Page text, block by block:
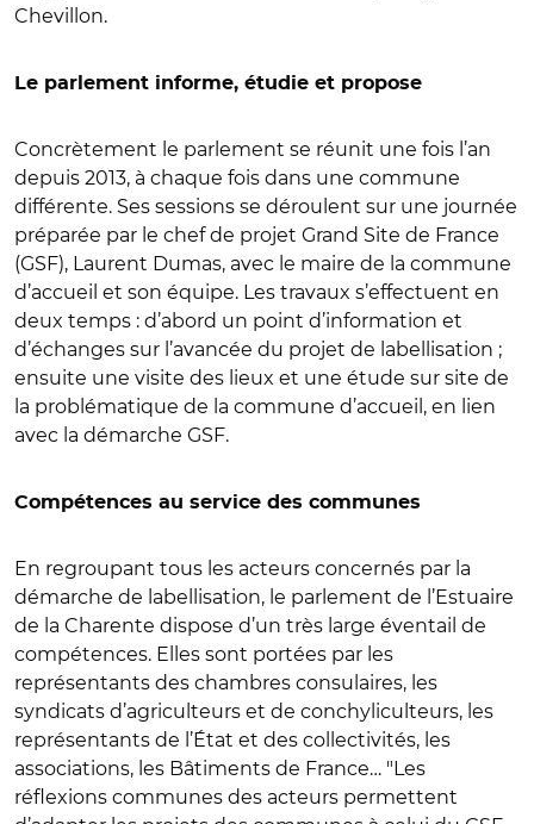
Chevillon.
Le parlement informe, étudie et propose
Concrètement le parlement se réunit une fois l’an
depuis 2013, à chaque fois dans une commune
différente. Ses sessions se déroulent sur une journée
préparée par le chef de projet Grand Site de France
(GSF), Laurent Dumas, avec le maire de la commune
d’accueil et son équipe. Les travaux s’effectuent en
deux temps : d’abord un point d’information et
d’échanges sur l’avancée du projet de labellisation ;
ensuite une visite des lieux et une étude sur site de
la problématique de la commune d’accueil, en lien
avec la démarche GSF.
Compétences au service des communes
En regroupant tous les acteurs concernés par la
démarche de labellisation, le parlement de l’Estuaire
de la Charente dispose d’un très large éventail de
compétences. Elles sont portées par les
représentants des chambres consulaires, les
syndicats d’agriculteurs et de conchyliculteurs, les
représentants de l’État et des collectivités, les
associations, les Bâtiments de France… "Les
réflexions communes des acteurs permettent